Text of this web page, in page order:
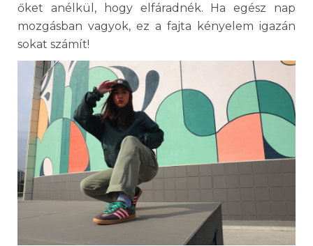
őket anélkül, hogy elfáradnék. Ha egész nap
mozgásban vagyok, ez a fajta kényelem igazán
sokat számít!